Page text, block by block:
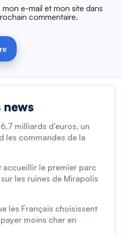
e-mail et mon site dans
commentaire.
news
milliards d’euros, un
les commandes de la
accueillir le premier parc
les ruines de Mirapolis
les Français choisissent
moins cher en